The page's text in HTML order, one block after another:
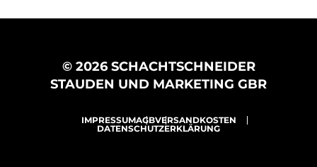
© 2026 SCHACHTSCHNEIDER
STAUDEN UND MARKETING GBR
IMPRESSUMAGBVERSANDKOSTEN
DATENSCHUTZERKLÄRUNG